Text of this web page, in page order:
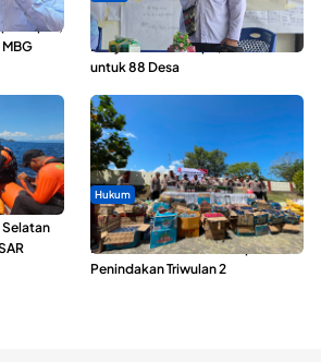
ABDESI Morotai Apresiasi
Penyaluran ADD Rp3,13 Miliar
untuk 88 Desa
Selatan
Hukum
Polda Maluku Utara Musnahkan
Ribuan Liter Miras Hasil Operasi
Penindakan Triwulan 2